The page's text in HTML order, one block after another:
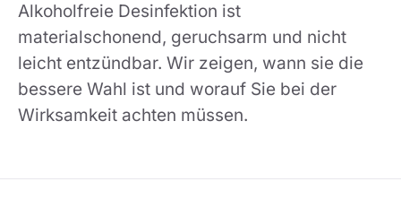
Alkoholfreie Desinfektion ist
materialschonend, geruchsarm und nicht
leicht entzündbar. Wir zeigen, wann sie die
bessere Wahl ist und worauf Sie bei der
Wirksamkeit achten müssen.